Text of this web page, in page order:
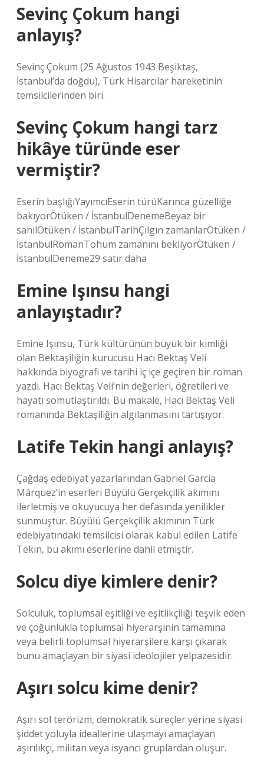
Sevinç Çokum hangi
anlayış?
Sevinç Çokum (25 Ağustos 1943 Beşiktaş,
İstanbul’da doğdu), Türk Hisarcılar hareketinin
temsilcilerinden biri.
Sevinç Çokum hangi tarz
hikâye türünde eser
vermiştir?
Eserin başlığıYayımcıEserin türüKarınca güzelliğe
bakıyorÖtüken / İstanbulDenemeBeyaz bir
sahilÖtüken / İstanbulTarihÇılgın zamanlarÖtüken /
İstanbulRomanTohum zamanını bekliyorÖtüken /
İstanbulDeneme29 satır daha
Emine Işınsu hangi
anlayıştadır?
Emine Işınsu, Türk kültürünün büyük bir kimliği
olan Bektaşiliğin kurucusu Hacı Bektaş Veli
hakkında biyografi ve tarihi iç içe geçiren bir roman
yazdı. Hacı Bektaş Veli’nin değerleri, öğretileri ve
hayatı somutlaştırıldı. Bu makale, Hacı Bektaş Veli
romanında Bektaşiliğin algılanmasını tartışıyor.
Latife Tekin hangi anlayış?
Çağdaş edebiyat yazarlarından Gabriel García
Márquez’in eserleri Büyülü Gerçekçilik akımını
ilerletmiş ve okuyucuya her defasında yenilikler
sunmuştur. Büyülü Gerçekçilik akımının Türk
edebiyatındaki temsilcisi olarak kabul edilen Latife
Tekin, bu akımı eserlerine dahil etmiştir.
Solcu diye kimlere denir?
Solculuk, toplumsal eşitliği ve eşitlikçiliği teşvik eden
ve çoğunlukla toplumsal hiyerarşinin tamamına
veya belirli toplumsal hiyerarşilere karşı çıkarak
bunu amaçlayan bir siyasi ideolojiler yelpazesidir.
Aşırı solcu kime denir?
Aşırı sol terörizm, demokratik süreçler yerine siyasi
şiddet yoluyla ideallerine ulaşmayı amaçlayan
aşırılıkçı, militan veya isyancı gruplardan oluşur.